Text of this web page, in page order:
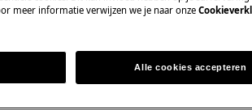
kan
meer informatie verwijzen we je naar onze
Alle cookies accepteren